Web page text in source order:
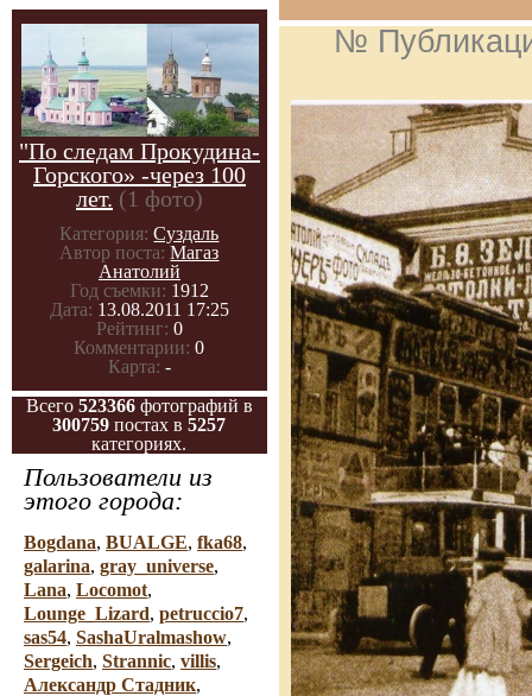
"По следам Прокудина-
Горского» -через 100
лет. (1 фото)
Категория: Суздаль
Автор поста: Магаз
Анатолий
Год съемки: 1912
Дата: 13.08.2011 17:25
Рейтинг: 0
Комментарии: 0
Карта: -
Всего 523366 фотографий в
300759 постах в5257
категориях.
Пользователи из
этого города:
Bogdana, BUALGE, fka68,
galarina, gray_universe,
Lana, Locomot,
Lounge_Lizard, petruccio7,
sas54, SashaUralmashow,
Sergeich, Strannic, villis,
Александр Стадник,
№